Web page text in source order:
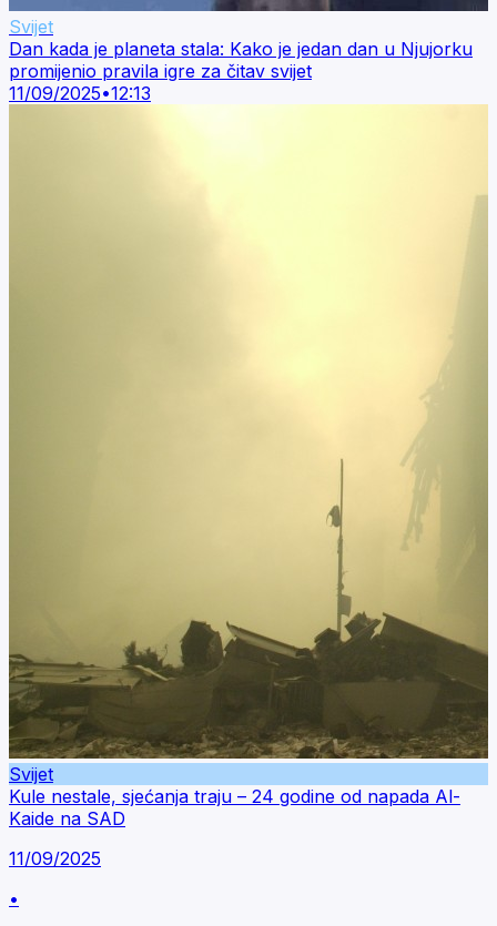
Svijet
Dan kada je planeta stala: Kako je jedan dan u Njujorku
promijenio pravila igre za čitav svijet
11/09/2025•12:13
Svijet
Kule nestale, sjećanja traju – 24 godine od napada Al-
Kaide na SAD
11/09/2025
•